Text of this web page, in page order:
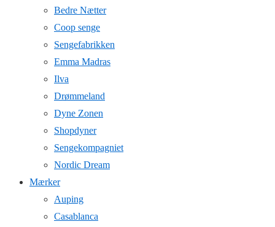
Bedre Nætter
Coop senge
Sengefabrikken
Emma Madras
Ilva
Drømmeland
Dyne Zonen
Shopdyner
Sengekompagniet
Nordic Dream
Mærker
Auping
Casablanca